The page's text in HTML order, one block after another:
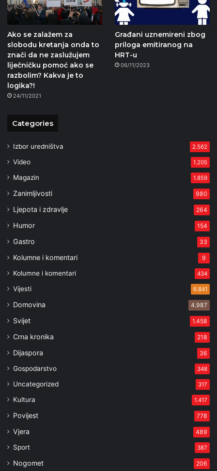
Ako se zalažem za
slobodu kretanja onda to
znači da ne zaslužujem
liječničku pomoć ako se
razbolim? Kakva je to
logika?!
24/11/2021
Građani uznemireni zbog
priloga emitiranog na
HRT-u
06/11/2023
Categories
Izbor uredništva 2.562
Video 1.205
Magazin 1.859
Zanimljivosti 980
Ljepota i zdravlje 264
Humor 154
Gastro 33
Kolumne i komentari 9
Kolumne i komentari 434
Vijesti 6.841
Domovina 4.987
Svijet 1.458
Crna kronika 218
Dijaspora 36
Gospodarstvo 348
Uncategorized 317
Kultura 1.417
Povijest 778
Vjera 489
Sport 387
Nogomet 206